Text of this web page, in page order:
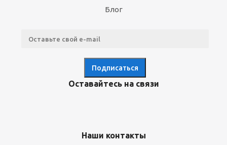
Блог
Оставайтесь на связи
Наши контакты